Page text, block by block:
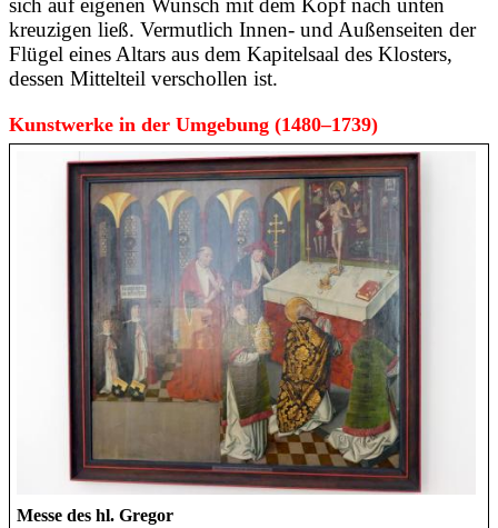
sich auf eigenen Wunsch mit dem Kopf nach unten
kreuzigen ließ. Vermutlich Innen- und Außenseiten der
Flügel eines Altars aus dem Kapitelsaal des Klosters,
dessen Mittelteil verschollen ist.
Kunstwerke in der Umgebung (1480–1739)
Messe des hl. Gregor